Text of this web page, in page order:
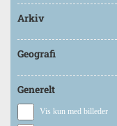
Arkiv
Geografi
Generelt
Vis kun med billeder